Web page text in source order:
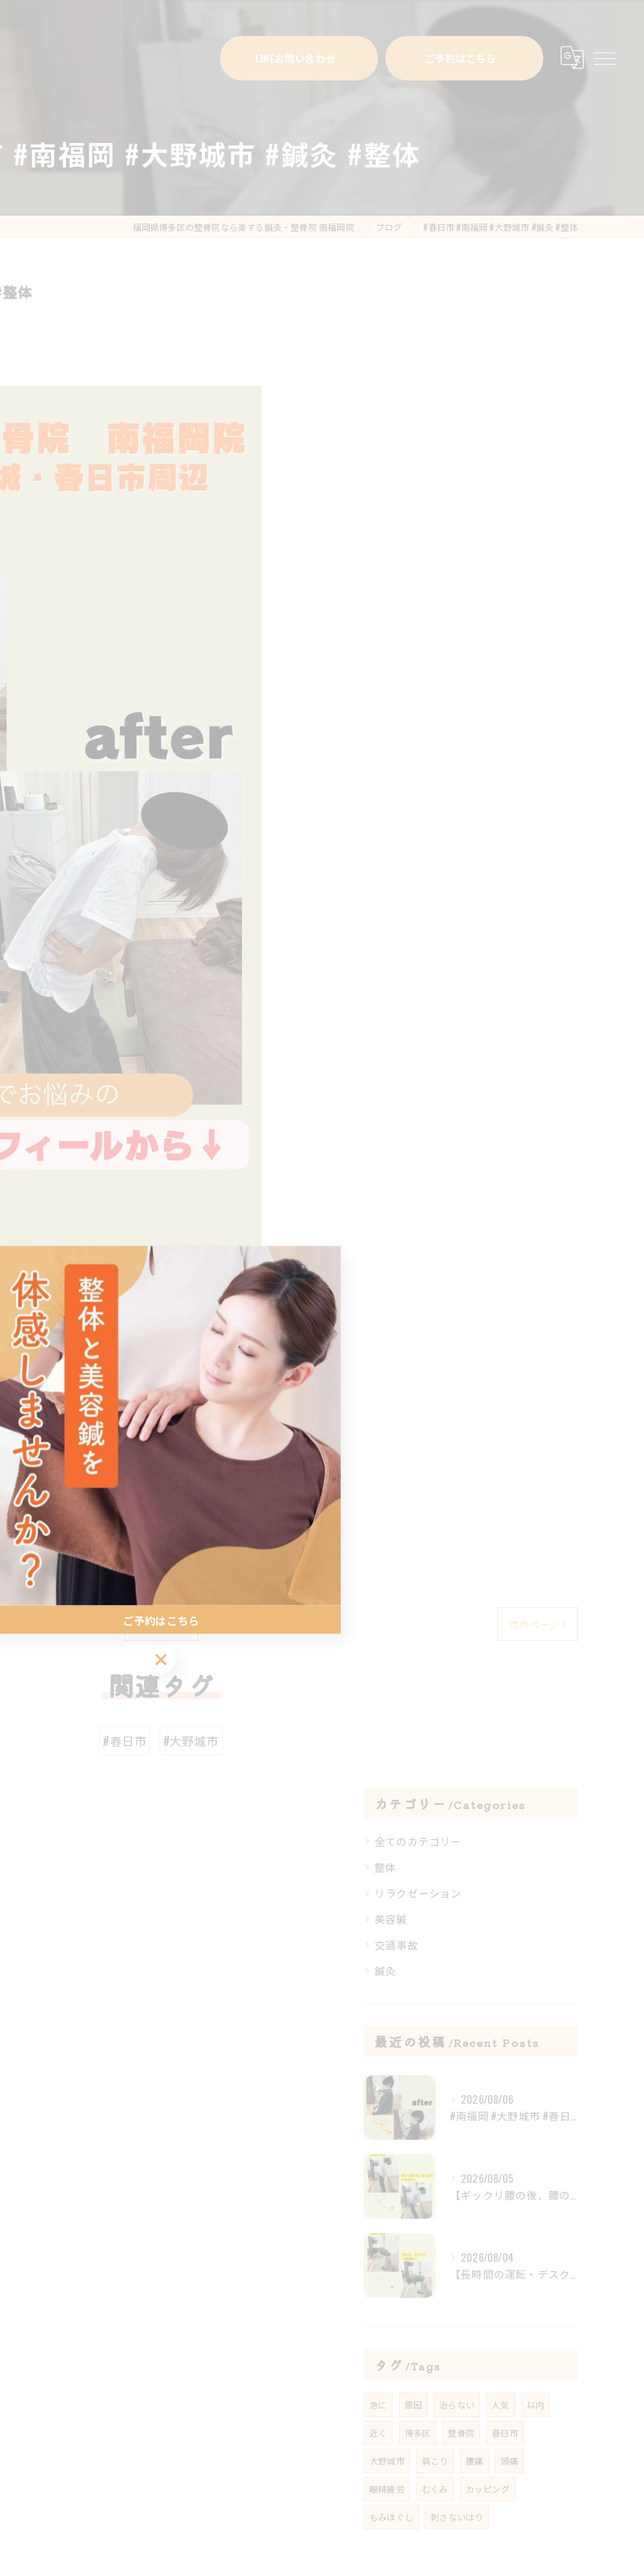
LINEお問い合わせ ご予約はこちら
#南福岡 #大野城市 #鍼灸 #整体
福岡県博多区の整骨院なら楽する鍼灸・整骨院 南福岡院 ブログ #春日市 #南福岡 #大野城市 #鍼灸 #整体
体
でお悩みの方へ
る整体を提供
一覧に戻る 次のページ >
関連タグ
#春日市 #大野城市
カテゴリー Categories
全てのカテゴリー
整体
リラクゼーション
美容鍼
交通事故
鍼灸
最近の投稿 Recent Posts
2026/08/06
2026/08/05
2026/08/04
タグ Tags
急に 原因 治らない 人気 以内
近く 博多区 整骨院 春日市
大野城市 肩こり 腰痛 頭痛
眼精疲労 むくみ カッピング
もみほぐし 刺さないはり
ご予約はこちら
ご予約はこちら